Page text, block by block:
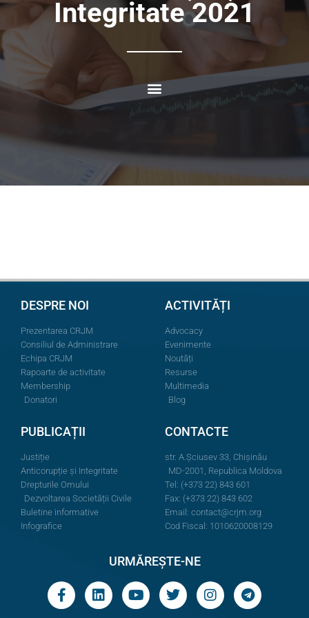
Integritate 2021
DESPRE NOI
Prezentarea CRJM
Consiliul de Administrare
Echipa CRJM
Rapoarte de activitate
Membership
Donatori
ACTIVITĂȚI
Advocacy
Evenimente
Noutăți
Resurse
Multimedia
Blog
PUBLICAȚII
Justiție
Anticorupție și Integritate
Drepturile Omului
Dezvoltarea Societății Civile
Buletine informative
Infografice
CONTACTE
str. A.Şciusev 33, Chișinău
MD-2001, Republica Moldova
Tel: (+373 22) 843 601
Fax: (+373 22) 843 602
Email: contact@crjm.org
Cod Fiscal: 1010620008129
URMĂREȘTE-NE